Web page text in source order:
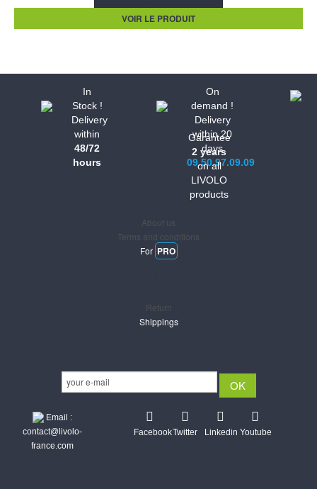
VOIR LE PRODUIT
In
Stock !
Delivery
within
48/72
hours
On
demand !
Delivery
within 20
days
09.50.97.09.09
Garantee
2 years
on all
LIVOLO
products
About us
Terms and conditions
For PRO
Return
Shippings
Email :
contact@livolo-
france.com
FacebookTwitter Linkedin Youtube